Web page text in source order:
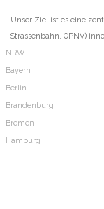
Unser Ziel ist es eine
Strassenbahn, ÖPNV)
NRW
Bayern
Berlin
Brandenburg
Bremen
Hamburg